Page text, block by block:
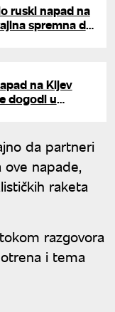
ruski napad na
spremna da
na Kijev
dogodi u
da partneri
ove napade,
raketa
razgovora
i tema